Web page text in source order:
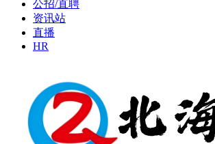
公招/直聘
资讯站
直播
HR